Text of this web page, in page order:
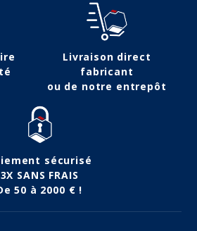
Livraison direct
fabricant
ou de notre entrepôt
sécurisé
3X SANS FRAIS
50 à 2000 € !